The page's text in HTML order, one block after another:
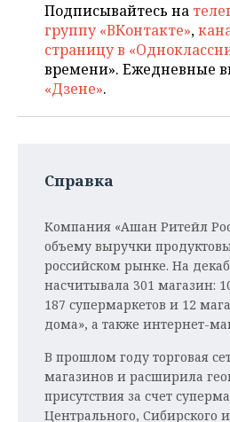
Подписывайтесь на
группу «ВКонтакте»,
страницу в
времени». Ежедневные
«Дзене».
Справка
Компания «Ашан Ритейл
объему выручки
российском рынке. На
насчитывала 301 магазин:
187 супермаркетов и 12
дома», а также интернет-
В прошлом году торговая
магазинов и расширила
присутствия за счет
Центрального, Сибирского